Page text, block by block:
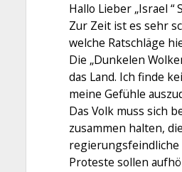
Hallo Lieber „Israel “
Zur Zeit ist es sehr
welche Ratschläge
Die „Dunkelen
das Land. Ich finde
meine Gefühle
Das Volk muss sich
zusammen halten, die
regierungsfeindliche
Proteste sollen